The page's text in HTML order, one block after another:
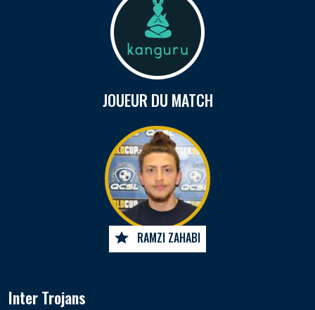
JOUEUR DU MATCH
RAMZI ZAHABI
Inter Trojans